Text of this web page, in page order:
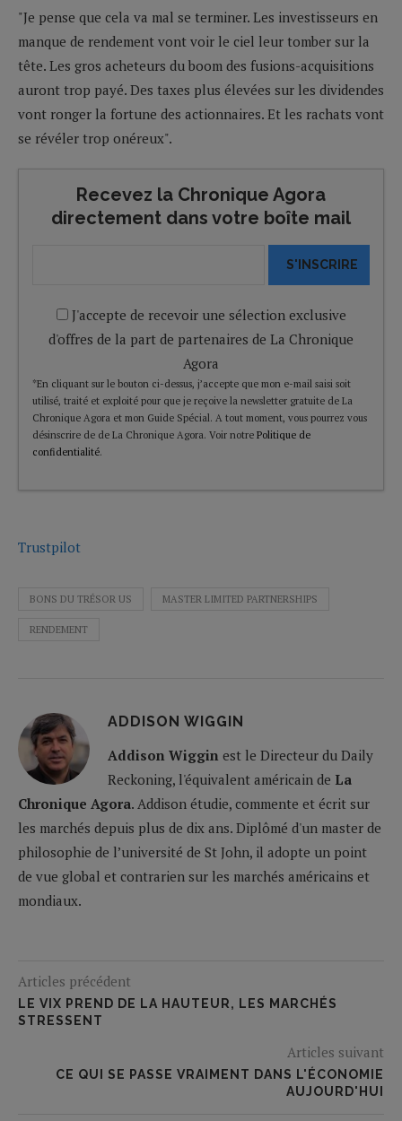
"Je pense que cela va mal se terminer. Les investisseurs en
manque de rendement vont voir le ciel leur tomber sur la
tête. Les gros acheteurs du boom des fusions-acquisitions
auront trop payé. Des taxes plus élevées sur les dividendes
vont ronger la fortune des actionnaires. Et les rachats vont
se révéler trop onéreux".
Recevez la Chronique Agora
directement dans votre boîte mail
S'INSCRIRE
J'accepte de recevoir une sélection exclusive
d'offres de la part de partenaires de La Chronique
Agora
*En cliquant sur le bouton ci-dessus, j’accepte que mon e-mail saisi soit
utilisé, traité et exploité pour que je reçoive la newsletter gratuite de La
Chronique Agora et mon Guide Spécial. A tout moment, vous pourrez vous
désinscrire de de La Chronique Agora. Voir notre Politique de
confidentialité.
Trustpilot
BONS DU TRÉSOR US MASTER LIMITED PARTNERSHIPS
RENDEMENT
ADDISON WIGGIN
Addison Wiggin est le Directeur du Daily
Reckoning, l'équivalent américain de La
Chronique Agora. Addison étudie, commente et écrit sur
les marchés depuis plus de dix ans. Diplômé d'un master de
philosophie de l’université de St John, il adopte un point
de vue global et contrarien sur les marchés américains et
mondiaux.
Articles précédent
LE VIX PREND DE LA HAUTEUR, LES MARCHÉS
STRESSENT
Articles suivant
CE QUI SE PASSE VRAIMENT DANS L'ÉCONOMIE
AUJOURD'HUI